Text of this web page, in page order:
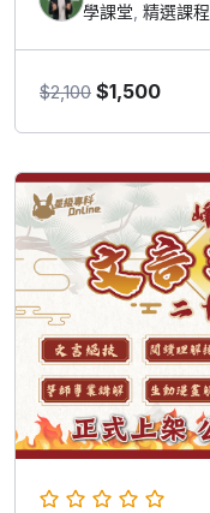
學課堂 精選課程
$2,100 $1,500